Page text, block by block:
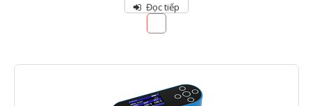
of
Đọc tiếp